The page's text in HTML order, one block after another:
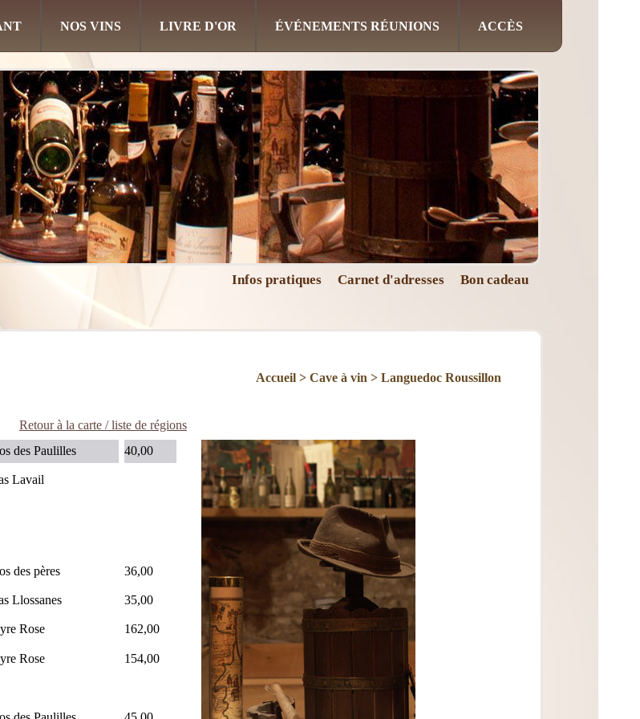
NOS VINS LIVRE D'OR ÉVÉNEMENTS RÉUNIONS ACCÈS
Infos pratiques Carnet d'adresses Bon cadeau
Accueil > Cave à vin > Languedoc Roussillon
Retour à la carte / liste de régions
des Paulilles 40,00
Lavail
des pères 36,00
Llossanes 35,00
Rose 162,00
Rose 154,00